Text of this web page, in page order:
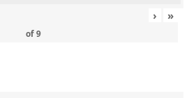
of9
› »